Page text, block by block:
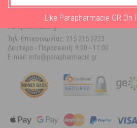
ΠΛΗΡΟΦΟΡΙΕΣ ΚΑΤ/ΜΑΤΟΣ
Parapharmacie.gr
Τηλ. Επικοινωνίας: 215 215 2223
Δευτέρα - Παρασκευή: 9:00 - 11:00
E-mail: info@parapharmacie.gr
Like Parapharmacie GR On